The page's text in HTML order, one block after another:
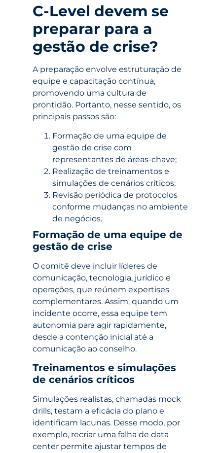
C-Level devem se
preparar para a
gestão de crise?
A preparação envolve estruturação de
equipe e capacitação contínua,
promovendo uma cultura de
prontidão. Portanto, nesse sentido, os
principais passos são:
Formação de uma equipe de
gestão de crise com
representantes de áreas-chave;
Realização de treinamentos e
simulações de cenários críticos;
Revisão periódica de protocolos
conforme mudanças no ambiente
de negócios.
Formação de uma equipe de
gestão de crise
O comitê deve incluir líderes de
comunicação, tecnologia, jurídico e
operações, que reúnem expertises
complementares. Assim, quando um
incidente ocorre, essa equipe tem
autonomia para agir rapidamente,
desde a contenção inicial até a
comunicação ao conselho.
Treinamentos e simulações
de cenários críticos
Simulações realistas, chamadas mock
drills, testam a eficácia do plano e
identificam lacunas. Desse modo, por
exemplo, recriar uma falha de data
center permite ajustar tempos de